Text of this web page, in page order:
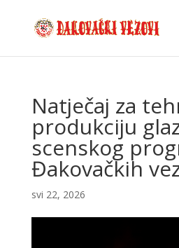
Natječaj za
produkciju
scenskog
Đakovačkih
svi 22, 2026